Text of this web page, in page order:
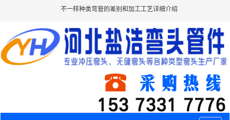
不一样种类弯管的差别和加工工艺详细介绍